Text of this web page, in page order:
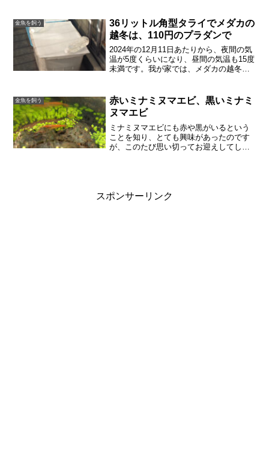
金魚を飼う
36リットル角型タライでメダカの
越冬は、110円のプラダンで
2024年の12月11日あたりから、夜間の気
温が5度くらいになり、昼間の気温も15度
未満です。我が家では、メダカの越冬を
そこ暖かかったのですが、さすがに12月
中旬...
金魚を飼う
赤いミナミヌマエビ、黒いミナミ
ヌマエビ
ミナミヌマエビにも赤や黒がいるという
ことを知り、とても興味があったのです
が、このたび思い切ってお迎えしてしま
スポンサーリンク